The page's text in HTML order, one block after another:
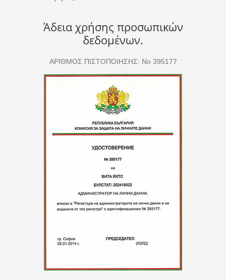
Άδεια χρήσης προσωπικών
δεδομένων.
ΑΡΙΘΜΟΣ ΠΙΣΤΟΠΟΙΗΣΗΣ: Νο 395177